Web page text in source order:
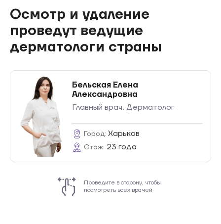
Осмотр и удаление
проведут ведущие
дерматологи страны
Главный врач. Дерматолог
Бельская Елена
Александровна
Город: Харьков
Стаж: 23 года
Проведите в сторону, чтобы
посмотреть всех врачей